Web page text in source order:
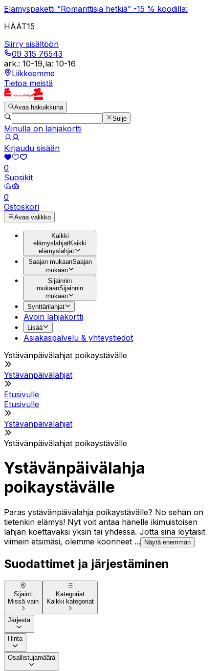
Elämyspaketti “Romanttisia hetkiä” -15 % koodilla:
HÄÄT15
Siirry sisältöön
09 315 76543
ark.: 10-19,la: 10-16
Liikkeemme
Tietoa meistä
Avaa hakuikkuna
Sulje
Minulla on lahjakortti
Kirjaudu sisään
0
Suosikit
0
Ostoskori
Avaa valikko
Kaikki
elämyslahjatKaikki
elämyslahjat
Saajan mukaanSaajan
mukaan
Sijainnin
mukaanSijainnin
mukaan
Synttärilahjat
Avoin lahjakortti
Lisää
Asiakaspalvelu & yhteystiedot
Ystävänpäivälahjat poikaystävälle
Ystävänpäivälahjat
Etusivulle
Etusivulle
Ystävänpäivälahjat
Ystävänpäivälahjat poikaystävälle
Ystävänpäivälahja
poikaystävälle
Paras ystävänpäivälahja poikaystävälle? No sehän on
tietenkin elämys! Nyt voit antaa hänelle ikimuistoisen
lahjan koettavaksi yksin tai yhdessä. Jotta sinä löytäisit
viimein etsimäsi, olemme koonneet ...
Näytä enemmän
Suodattimet ja järjestäminen
Sijainti
Missä vain
Kategoriat
Kaikki kategoriat
Järjestä
Hinta
Osallistujamäärä